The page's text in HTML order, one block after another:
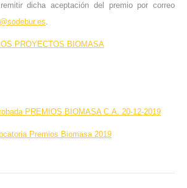
dicha aceptación del premio por correo
.
PROYECTOS BIOMASA
PREMIOS BIOMASA C.A. 20-12-2019
Premios Biomasa 2019